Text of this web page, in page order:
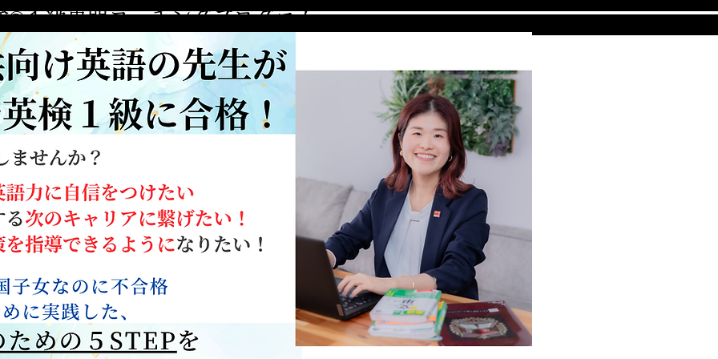
®１級専門コーチングプログラム